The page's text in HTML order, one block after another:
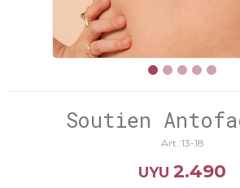
Soutien
13-18
UYU 2.490